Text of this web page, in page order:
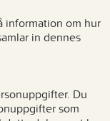
information om hur
in dennes
Du
som